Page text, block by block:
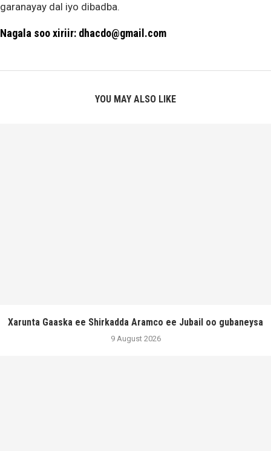
garanayay dal iyo dibadba.
Nagala soo xiriir: dhacdo@gmail.com
YOU MAY ALSO LIKE
Xarunta Gaaska ee Shirkadda Aramco ee Jubail oo gubaneysa
9 August 2026